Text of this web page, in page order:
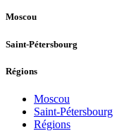
Moscou
Saint-Pétersbourg
Régions
Moscou
Saint-Pétersbourg
Régions